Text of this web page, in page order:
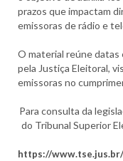
prazos que impactam
emissoras de rádio e
O material reúne
pela Justiça Eleitoral,
emissoras no
Para consulta da
do Tribunal Superior
https://